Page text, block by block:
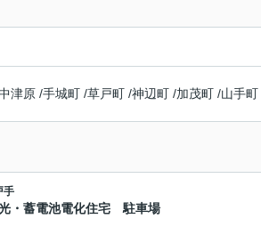
津原 /手城町 /草戸町 /神辺町 /加茂町 /山手町
手
・蓄電池電化住宅 駐車場